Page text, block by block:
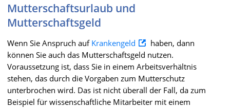
Mutterschaftsurlaub und
Mutterschaftsgeld
Wenn Sie Anspruch auf Krankengeld
haben, dann
können Sie auch das Mutterschaftsgeld nutzen.
Voraussetzung ist, dass Sie in einem Arbeitsverhältnis
stehen, das durch die Vorgaben zum Mutterschutz
unterbrochen wird. Das ist nicht überall der Fall, da zum
Beispiel für wissenschaftliche Mitarbeiter mit einem